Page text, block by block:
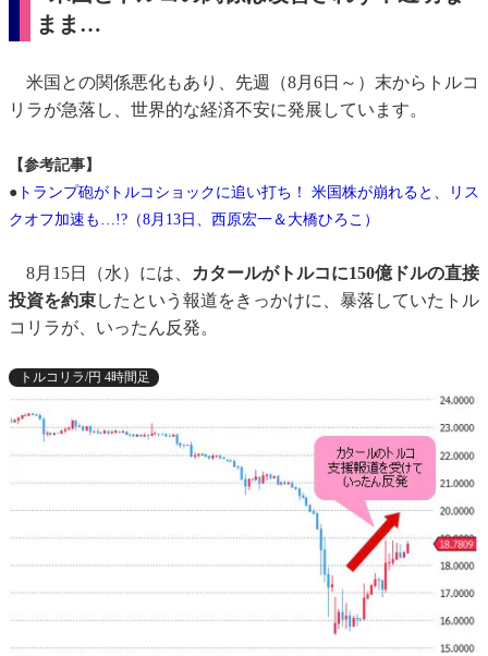
まま…
米国との関係悪化もあり、先週（8月6日～）末からトルコ
リラが急落し、世界的な経済不安に発展しています。
【参考記事】
● トランプ砲がトルコショックに追い打ち！ 米国株が崩れると、リス
クオフ加速も…!?（8月13日、西原宏一＆大橋ひろこ）
8月15日（水）には、
カタールがトルコに150億ドルの直接
投資を約束したという報道をきっかけに、暴落していたトル
コリラが、いったん反発。
トルコリラ/円 4時間足